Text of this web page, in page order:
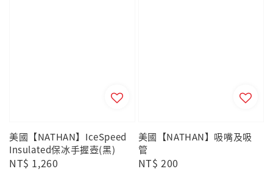
美國【NATHAN】IceSpeed
Insulated保冰手握壺(黑)
Regular
NT$ 1,260
美國【NATHAN】吸嘴及吸
管
Regular
NT$ 200